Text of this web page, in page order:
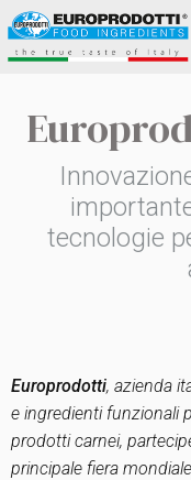
tecnologie
Europrodotti, azienda
e ingredienti funzionali
prodotti carnei,
principale fiera